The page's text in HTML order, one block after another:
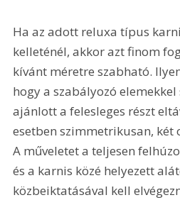
Ha az adott reluxa típus
kelleténél, akkor azt finom
kívánt méretre szabható.
hogy a szabályozó
ajánlott a felesleges részt
esetben szimmetrikusan, két
A műveletet a teljesen
és a karnis közé helyezett
közbeiktatásával kell